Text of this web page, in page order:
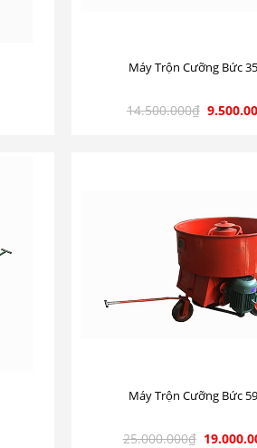
Máy Trộn Cưỡng Bức
14.500.000₫
Máy Trộn Cưỡng Bức
25.000.000₫